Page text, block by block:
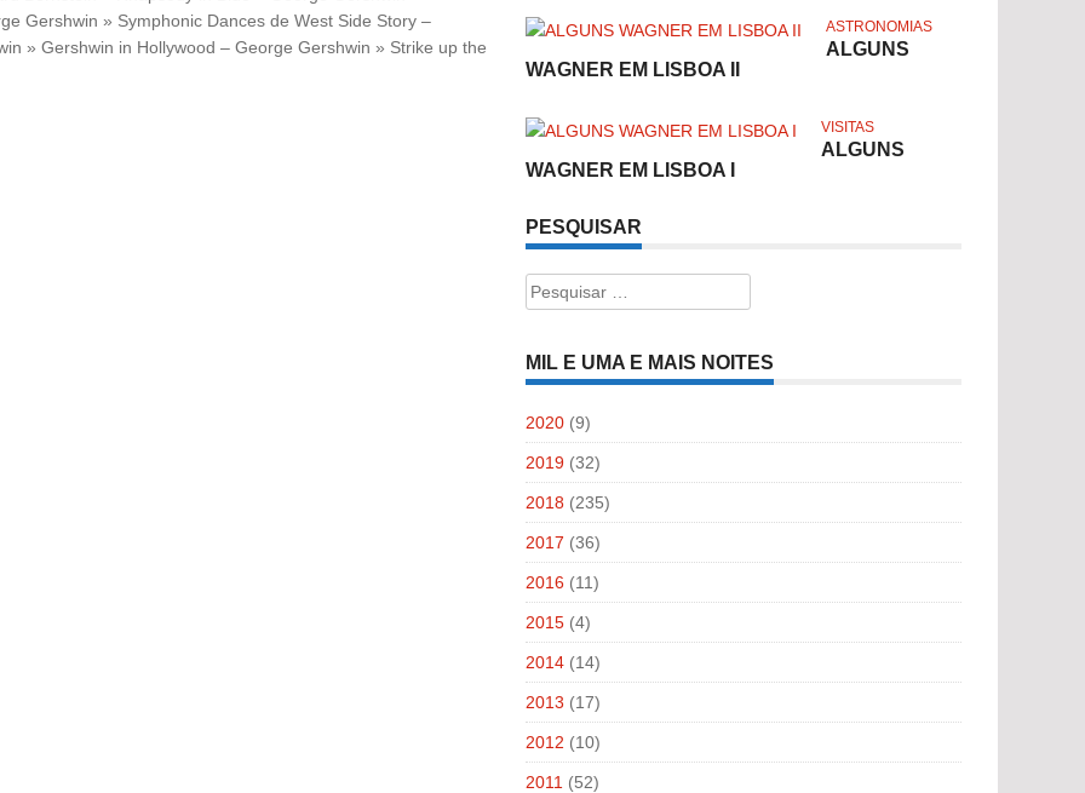
Gershwin » Symphonic Dances de West Side Story –
» Gershwin in Hollywood – George Gershwin » Strike up the
ASTRONOMIAS
ALGUNS
WAGNER EM LISBOA II
VISITAS
ALGUNS
WAGNER EM LISBOA I
PESQUISAR
Pesquisar
por:
MIL E UMA E MAIS NOITES
2020 (9)
2019 (32)
2018 (235)
2017 (36)
2016 (11)
2015 (4)
2014 (14)
2013 (17)
2012 (10)
2011 (52)